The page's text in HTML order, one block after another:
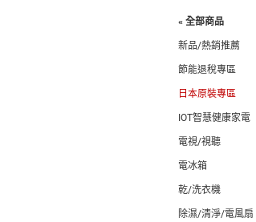
« 全部商品
新品/熱銷推薦
節能退稅專區
日本原裝專區
IOT智慧健康家電
電視/視聽
電冰箱
乾/洗衣機
除濕/清淨/電風扇